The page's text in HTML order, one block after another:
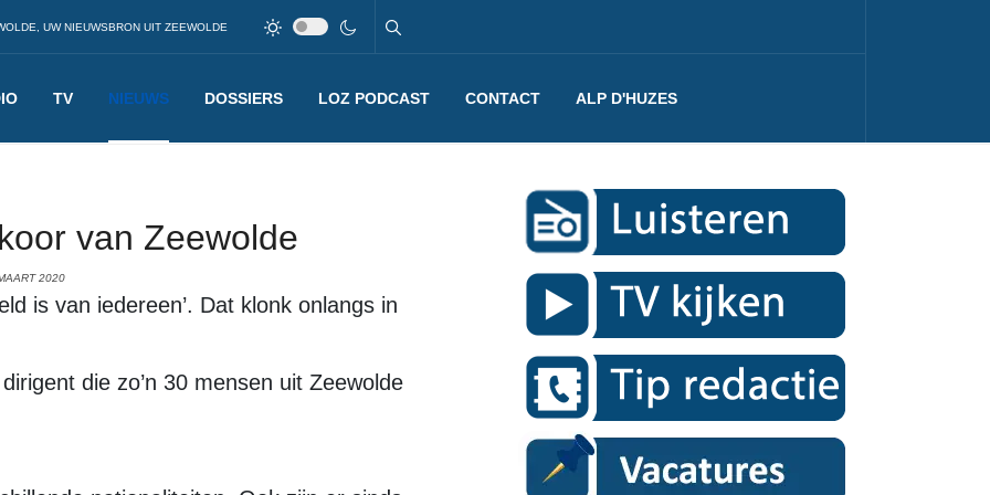
UW NIEUWSBRON UIT ZEEWOLDE
TV NIEUWS DOSSIERS LOZ PODCAST CONTACT ALP D'HUZES
van Zeewolde
2020
is van iedereen’. Dat klonk onlangs in
die zo’n 30 mensen uit Zeewolde